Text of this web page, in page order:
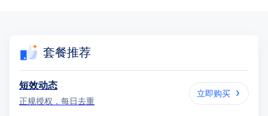
套餐推荐
短效动态
正规授权，每日去重
立即购买